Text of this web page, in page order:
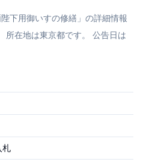
下用御いすの修繕」の詳細情報
所在地は東京都です。 公告日は
札